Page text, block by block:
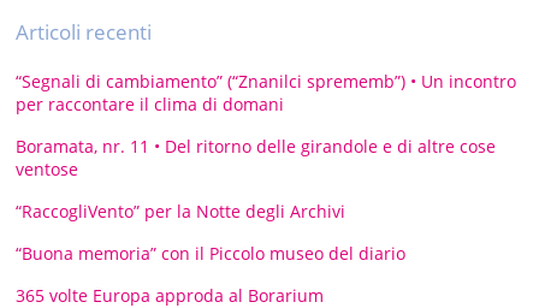
Articoli recenti
“Segnali di cambiamento” (“Znanilci sprememb”) • Un incontro
per raccontare il clima di domani
Boramata, nr. 11 • Del ritorno delle girandole e di altre cose
ventose
“RaccogliVento” per la Notte degli Archivi
“Buona memoria” con il Piccolo museo del diario
365 volte Europa approda al Borarium